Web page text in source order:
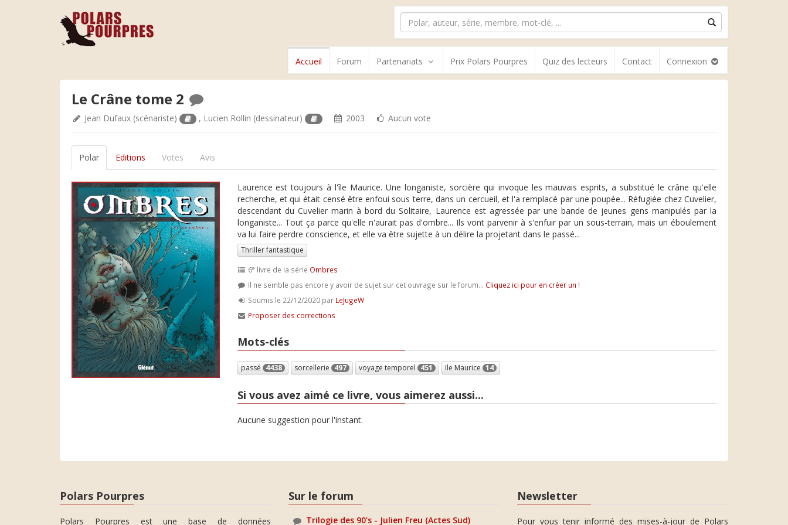
Accueil Forum Partenariats Prix Polars Pourpres Quiz des lecteurs Contact Connexion
Le Crâne tome 2
Jean Dufaux (scénariste) , Lucien Rollin (dessinateur) 2003 Aucun vote
Polar Editions Votes Avis
Laurence est toujours à l'île Maurice. Une longaniste, sorcière qui invoque les mauvais esprits, a substitué le crâne qu'elle
recherche, et qui était censé être enfoui sous terre, dans un cercueil, et l'a remplacé par une poupée... Réfugiée chez Cuvelier,
descendant du Cuvelier marin à bord du Solitaire, Laurence est agressée par une bande de jeunes gens manipulés par la
longaniste... Tout ça parce qu'elle n'aurait pas d'ombre... Ils vont parvenir à s'enfuir par un sous-terrain, mais un éboulement
va lui faire perdre conscience, et elle va être sujette à un délire la projetant dans le passé...
Thriller fantastique
6e livre de la série Ombres
Il ne semble pas encore y avoir de sujet sur cet ouvrage sur le forum... Cliquez ici pour en créer un !
Soumis le 22/12/2020 par LeJugeW
Proposer des corrections
Mots-clés
passé 4438 sorcellerie 497 voyage temporel 451 Ile Maurice 14
Si vous avez aimé ce livre, vous aimerez aussi...
Aucune suggestion pour l'instant.
Polars Pourpres
Polars Pourpres est une base de données
Sur le forum
Trilogie des 90's - Julien Freu (Actes Sud)
Newsletter
Pour vous tenir informé des mises-à-jour de Polars